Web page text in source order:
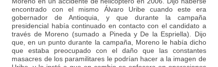
encontrado con el mismo Álvaro Uribe cuando este era
gobernador de Antioquia, y que durante la campaña
presidencial había continuado en contacto con el candidato a
través de Moreno (sumado a Pineda y De la Espriella). Dijo
que, en un punto durante la campaña, Moreno le había dicho
que estaba preocupado con el daño que las constantes
masacres de los paramilitares le podrían hacer a la imagen de